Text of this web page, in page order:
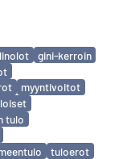
gini-kerroin
myyntivoitot
tulo
tuloerot